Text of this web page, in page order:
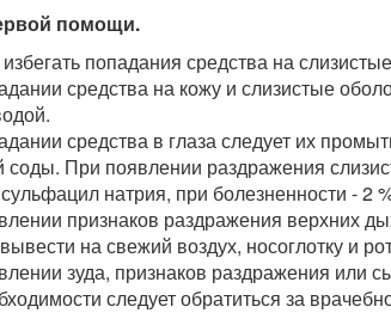
помощи.
попадания средства на
средства на кожу и слизистые
средства в глаза следует их
При появлении раздражения
натрия, при болезненности - 2
признаков раздражения верхних
на свежий воздух, носоглотку и
зуда, признаков раздражения или
следует обратиться за